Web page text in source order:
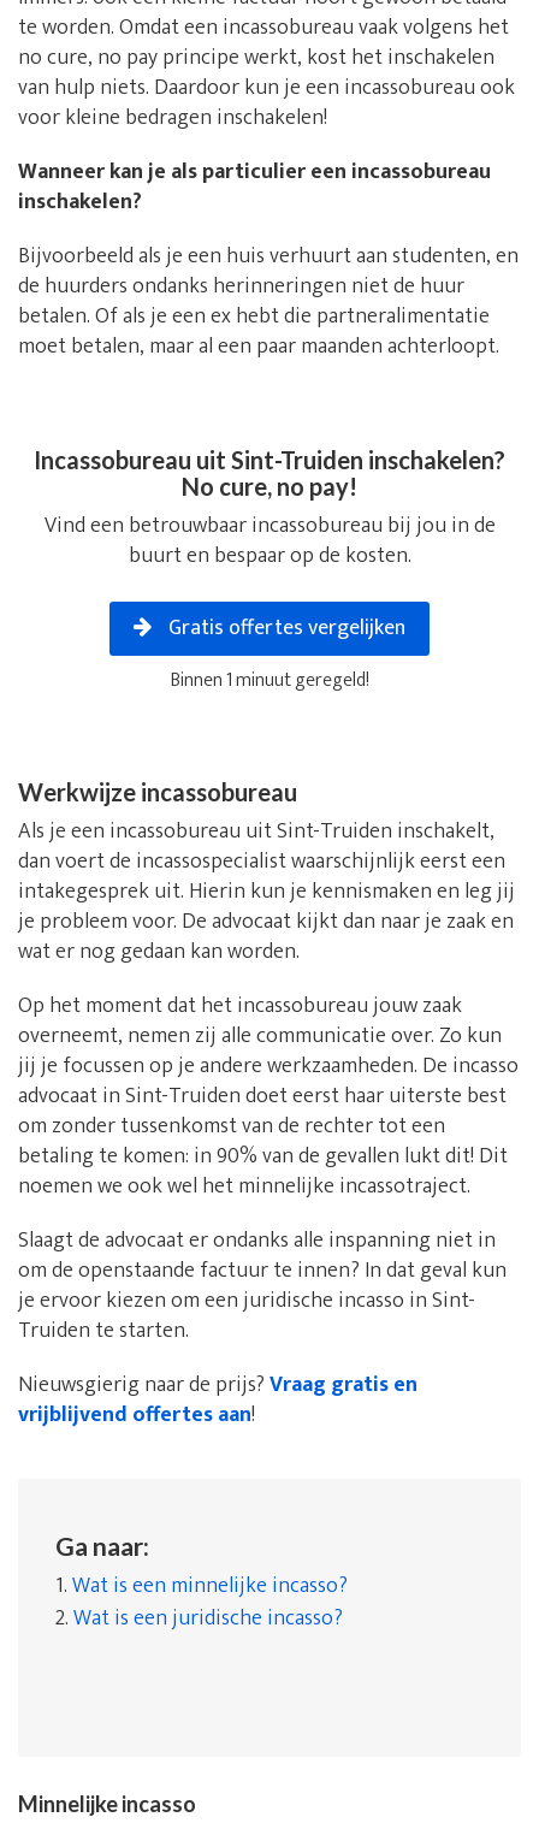
te worden. Omdat een incassobureau vaak volgens het
no cure, no pay principe werkt, kost het inschakelen
van hulp niets. Daardoor kun je een incassobureau ook
voor kleine bedragen inschakelen!
Wanneer kan je als particulier een incassobureau
inschakelen?
Bijvoorbeeld als je een huis verhuurt aan studenten, en
de huurders ondanks herinneringen niet de huur
betalen. Of als je een ex hebt die partneralimentatie
moet betalen, maar al een paar maanden achterloopt.
Incassobureau uit Sint-Truiden inschakelen?
No cure, no pay!
Vind een betrouwbaar incassobureau bij jou in de
buurt en bespaar op de kosten.
Gratis offertes vergelijken
Binnen 1 minuut geregeld!
Werkwijze incassobureau
Als je een incassobureau uit Sint-Truiden inschakelt,
dan voert de incassospecialist waarschijnlijk eerst een
intakegesprek uit. Hierin kun je kennismaken en leg jij
je probleem voor. De advocaat kijkt dan naar je zaak en
wat er nog gedaan kan worden.
Op het moment dat het incassobureau jouw zaak
overneemt, nemen zij alle communicatie over. Zo kun
jij je focussen op je andere werkzaamheden. De incasso
advocaat in Sint-Truiden doet eerst haar uiterste best
om zonder tussenkomst van de rechter tot een
betaling te komen: in 90% van de gevallen lukt dit! Dit
noemen we ook wel het minnelijke incassotraject.
Slaagt de advocaat er ondanks alle inspanning niet in
om de openstaande factuur te innen? In dat geval kun
je ervoor kiezen om een juridische incasso in Sint-
Truiden te starten.
Nieuwsgierig naar de prijs?Vraag gratis en
vrijblijvend offertes aan!
Ga naar:
1.Wat is een minnelijke incasso?
2.Wat is een juridische incasso?
Minnelijke incasso